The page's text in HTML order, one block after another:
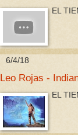
EL
6/4/18
Leo Rojas -
EL